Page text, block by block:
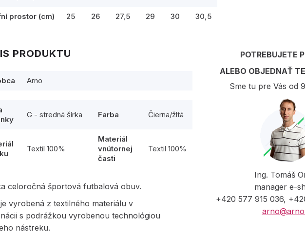
prostor (cm) 25 26 27,5 29 30 30,5
PRODUKTU
Arno
G - stredná šírka Farba Čierna/žltá
Textil 100%
Materiál
vnútornej
časti
Textil 100%
celoročná športová futbalová obuv.
vyrobená z textilného materiálu v
s podrážkou vyrobenou technológiou
nástreku.
POTREBUJETE
ALEBO OBJEDNAŤ
Sme tu pre Vás od
Ing. Tomáš
manager e-
+420 577 915 036,